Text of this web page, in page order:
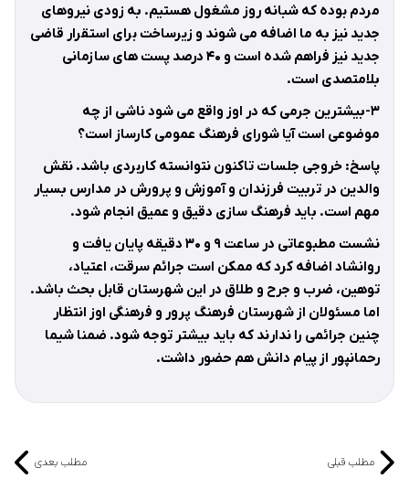
مردم بوده که شبانه روز مشغول هستیم. به زودی نیروهای
جدید نیز به ما اضافه می شوند و زیرساخت برای استقرار قاضی
جدید نیز فراهم شده است و ۴۰ درصد پست های سازمانی
بلامتصدی است.
۳-بیشترین جرمی که در اوز واقع می شود ناشی از چه
موضوعی است آیا شورای فرهنگ عمومی کارساز است؟
پاسخ: خروجی جلسات تاکنون نتوانسته کاربردی باشد. نقش
والدین در تربیت فرزندان و آموزش و پرورش در مدارس بسیار
مهم است. باید فرهنگ سازی دقیق و عمیق انجام شود.
نشست مطبوعاتی در ساعت ۹ و ۳۰ دقیقه پایان یافت و
روانشاد اضافه کرد که ممکن است جرائم سرقت، اعتیاد،
توهین، ضرب و جرح و طلاق در این شهرستان قابل بحث باشد.
اما مسئولان از شهرستان فرهنگ پرور و فرهنگی اوز انتظار
چنین جرائمی را ندارند که باید بیشتر توجه شود. ضمنا شیما
رحمانپور از پیام دانش هم حضور داشت.
مطلب قبلی مطلب بعدی